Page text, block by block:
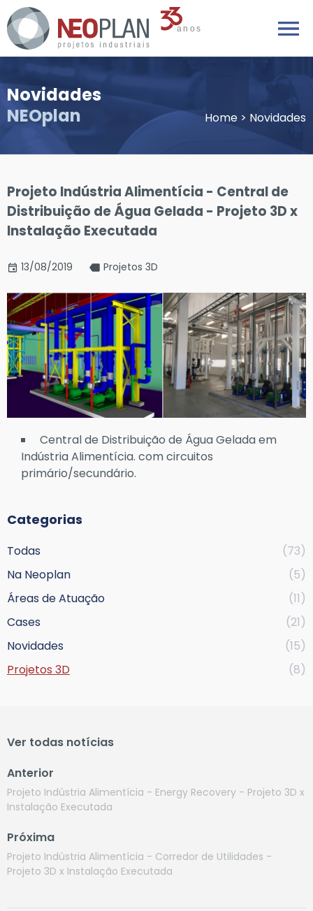
Novidades
NEOplan
Home > Novidades
Projeto Indústria Alimentícia - Central de
Distribuição de Água Gelada - Projeto 3D x
Instalação Executada
13/08/2019 Projetos 3D
Central de Distribuição de Água Gelada em
Indústria Alimentícia. com circuitos
primário/secundário.
Categorias
Todas
(73)
Na Neoplan
(5)
Áreas de Atuação
(11)
Cases
(21)
Novidades
(15)
Projetos 3D
(8)
Ver todas notícias
Anterior
Projeto Indústria Alimentícia - Energy Recovery - Projeto 3D x
Instalação Executada
Próxima
Projeto Indústria Alimentícia - Corredor de Utilidades -
Projeto 3D x Instalação Executada